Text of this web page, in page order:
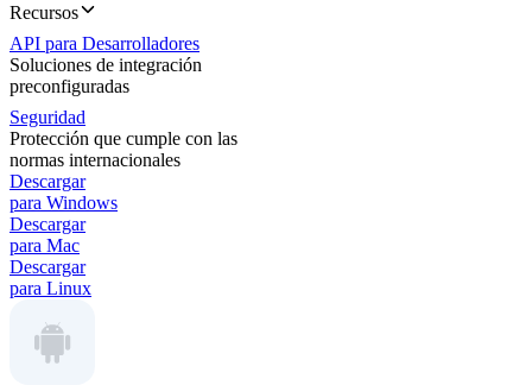
Recursos
API para Desarrolladores
Soluciones de integración
preconfiguradas
Seguridad
Protección que cumple con las
normas internacionales
Descargar
para Windows
Descargar
para Mac
Descargar
para Linux